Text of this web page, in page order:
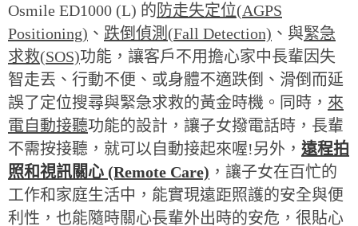
Osmile ED1000 (L) 的防走失定位(AGPS
Positioning) 、 跌倒偵測(Fall Detection) 、與緊急
求救(SOS)功能，讓客戶不用擔心家中長輩因失
智走丟、行動不便、或身體不適跌倒、滑倒而延
誤了定位搜尋與緊急求救的黃金時機。同時， 來
電自動接聽功能的設計，讓子女撥電話時，長輩
不需按接聽，就可以自動接起來喔!另外， 遠程拍
照和視訊關心 (Remote Care) ，讓子女在百忙的
工作和家庭生活中，能實現遠距照護的安全與便
利性，也能隨時關心長輩外出時的安危，很貼心